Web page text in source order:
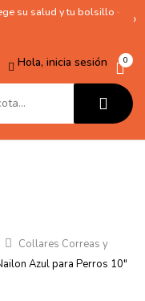
su salud y tu bolsillo ·
›
Hola, inicia sesión 0
Collares Correas y
Azul para Perros 10″